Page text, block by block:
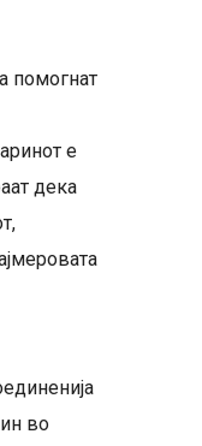
помогнат
е
дека
во